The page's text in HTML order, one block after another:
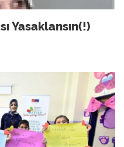
Yasaklansın(!)